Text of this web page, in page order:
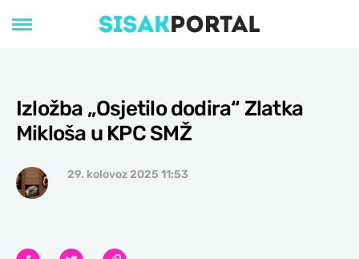
Izložba „Osjetilo dodira“ Zlatka
Mikloša u KPC SMŽ
29. kolovoz 2025 11:53